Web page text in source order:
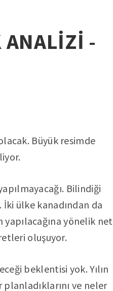
ANALİZİ -
Büyük resimde
Bilindiği
ülke kanadından da
yapılacağına yönelik net
oluşuyor.
beklentisi yok. Yılın
ve neler